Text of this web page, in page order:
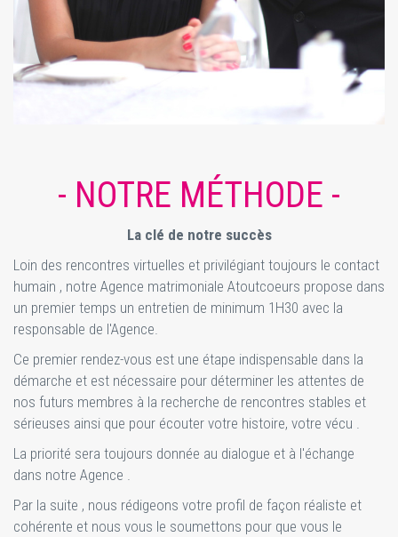
- NOTRE MÉTHODE -
La clé de notre succès
Loin des rencontres virtuelles et privilégiant toujours le contact
humain , notre Agence matrimoniale Atoutcoeurs propose dans
un premier temps un entretien de minimum 1H30 avec la
responsable de l'Agence.
Ce premier rendez-vous est une étape indispensable dans la
démarche et est nécessaire pour déterminer les attentes de
nos futurs membres à la recherche de rencontres stables et
sérieuses ainsi que pour écouter votre histoire, votre vécu .
La priorité sera toujours donnée au dialogue et à l'échange
dans notre Agence .
Par la suite , nous rédigeons votre profil de façon réaliste et
cohérente et nous vous le soumettons pour que vous le